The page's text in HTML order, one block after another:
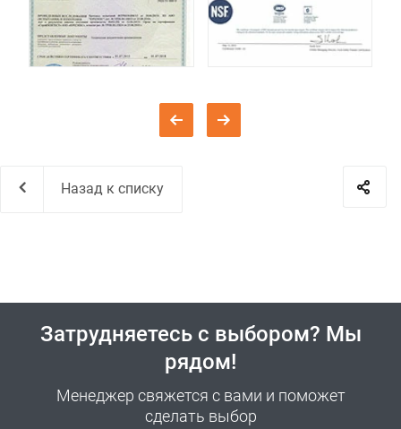
Назад к списку
Затрудняетесь с выбором? Мы
рядом!
Менеджер свяжется с вами и поможет
сделать выбор